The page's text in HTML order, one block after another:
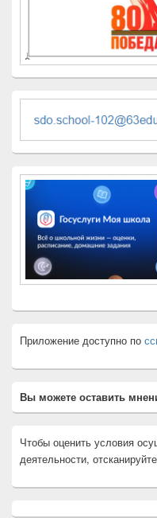
Приложение доступно по
Вы можете оставить
Чтобы оценить условия
деятельности,